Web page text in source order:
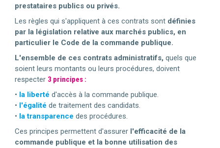
prestataires publics ou privés.
Les règles qui s'appliquent à ces contrats sont définies
par la législation relative aux marchés publics, en
particulier le Code de la commande publique.
L'ensemble de ces contrats administratifs, quels que
soient leurs montants ou leurs procédures, doivent
respecter 3 principes :
• la liberté d'accès à la commande publique.
• l'égalité de traitement des candidats.
• la transparence des procédures.
Ces principes permettent d'assurer l'efficacité de la
commande publique et la bonne utilisation des